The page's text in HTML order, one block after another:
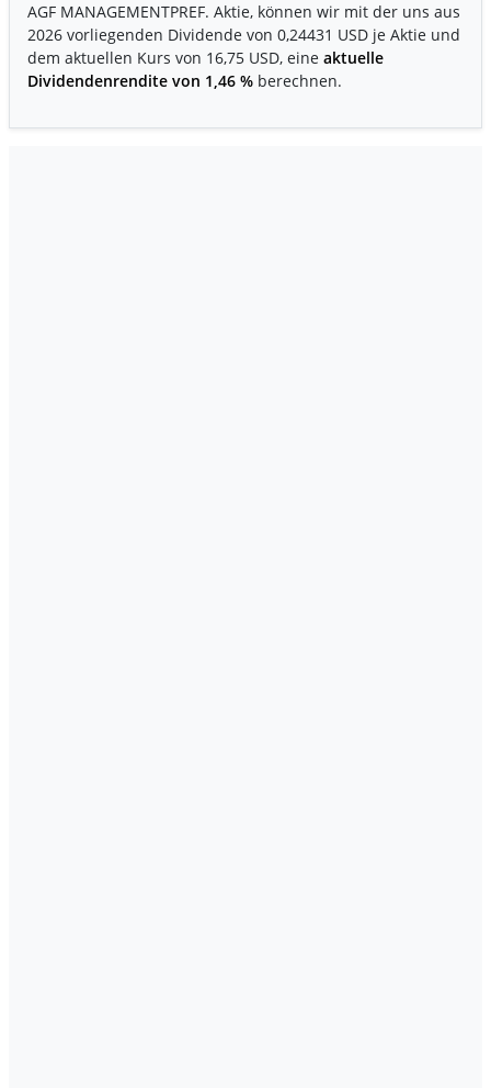
AGF MANAGEMENTPREF. Aktie, können wir mit der uns aus
2026 vorliegenden Dividende von 0,24431 USD je Aktie und
dem aktuellen Kurs von 16,75 USD, eine aktuelle
Dividendenrendite von 1,46 % berechnen.